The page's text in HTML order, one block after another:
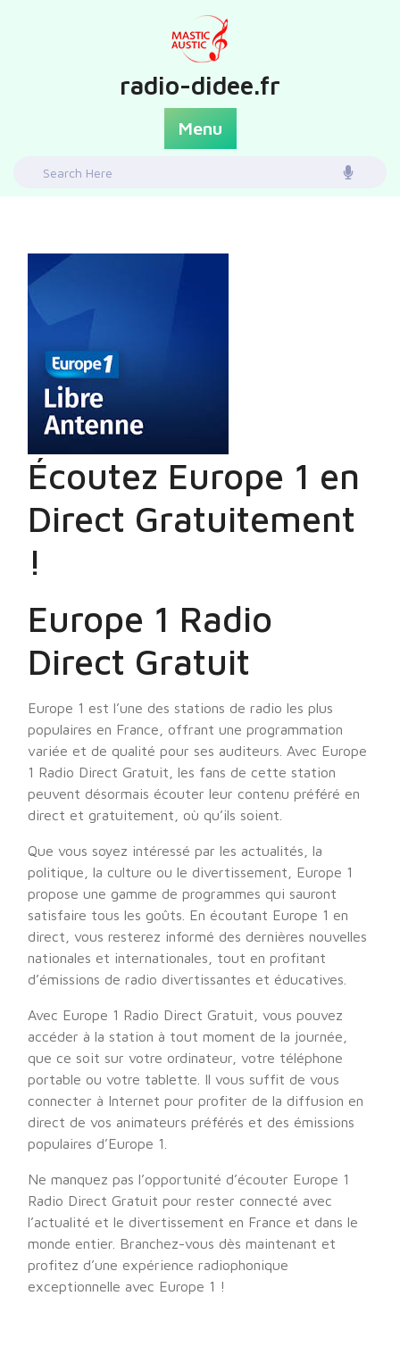
radio-didee.fr
Menu
Search
Écoutez Europe 1 en
Direct Gratuitement
!
Europe 1 Radio
Direct Gratuit
Europe 1 est l’une des stations de radio les plus
populaires en France, offrant une programmation
variée et de qualité pour ses auditeurs. Avec Europe
1 Radio Direct Gratuit, les fans de cette station
peuvent désormais écouter leur contenu préféré en
direct et gratuitement, où qu’ils soient.
Que vous soyez intéressé par les actualités, la
politique, la culture ou le divertissement, Europe 1
propose une gamme de programmes qui sauront
satisfaire tous les goûts. En écoutant Europe 1 en
direct, vous resterez informé des dernières nouvelles
nationales et internationales, tout en profitant
d’émissions de radio divertissantes et éducatives.
Avec Europe 1 Radio Direct Gratuit, vous pouvez
accéder à la station à tout moment de la journée,
que ce soit sur votre ordinateur, votre téléphone
portable ou votre tablette. Il vous suffit de vous
connecter à Internet pour profiter de la diffusion en
direct de vos animateurs préférés et des émissions
populaires d’Europe 1.
Ne manquez pas l’opportunité d’écouter Europe 1
Radio Direct Gratuit pour rester connecté avec
l’actualité et le divertissement en France et dans le
monde entier. Branchez-vous dès maintenant et
profitez d’une expérience radiophonique
exceptionnelle avec Europe 1 !